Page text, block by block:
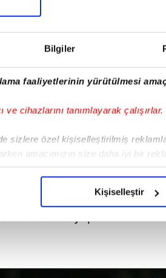
Bilgiler
faaliyetlerinin yürütülmesi
ve cihazlarını tanımlayarak çalışırlar.
sizlere özel kişiselleştirilmiş
amacımızın size daha iyi bir
gelen çabayı gösterdiğimizi ve
sitemizin daha işlevsel
Kişiselleştir
karartan sarı-
bir hamle yaptı.